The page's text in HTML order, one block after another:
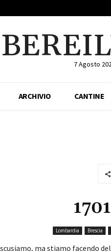
7 Agosto
ARCHIVIO CANTINE
1701
Lombardia Brescia
ma stiamo facendo